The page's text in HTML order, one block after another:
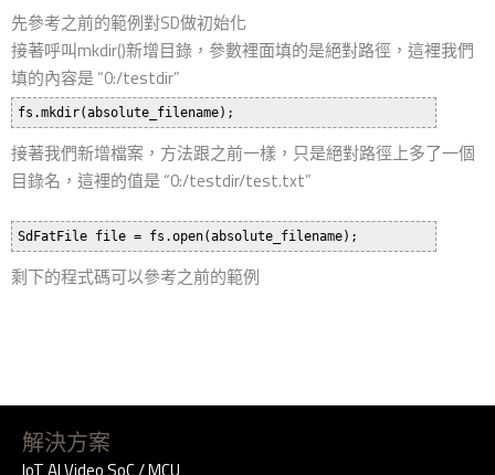
先參考之前的範例對SD做初始化
接著呼叫mkdir()新增目錄，參數裡面填的是絕對路徑，這裡我們
填的內容是 “0:/testdir”
接著我們新增檔案，方法跟之前一樣，只是絕對路徑上多了一個
目錄名，這裡的值是 “0:/testdir/test.txt”
剩下的程式碼可以參考之前的範例
解決方案